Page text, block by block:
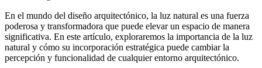
En el mundo del diseño arquitectónico, la luz natural es una fuerza
poderosa y transformadora que puede elevar un espacio de manera
significativa. En este artículo, exploraremos la importancia de la luz
natural y cómo su incorporación estratégica puede cambiar la
percepción y funcionalidad de cualquier entorno arquitectónico.